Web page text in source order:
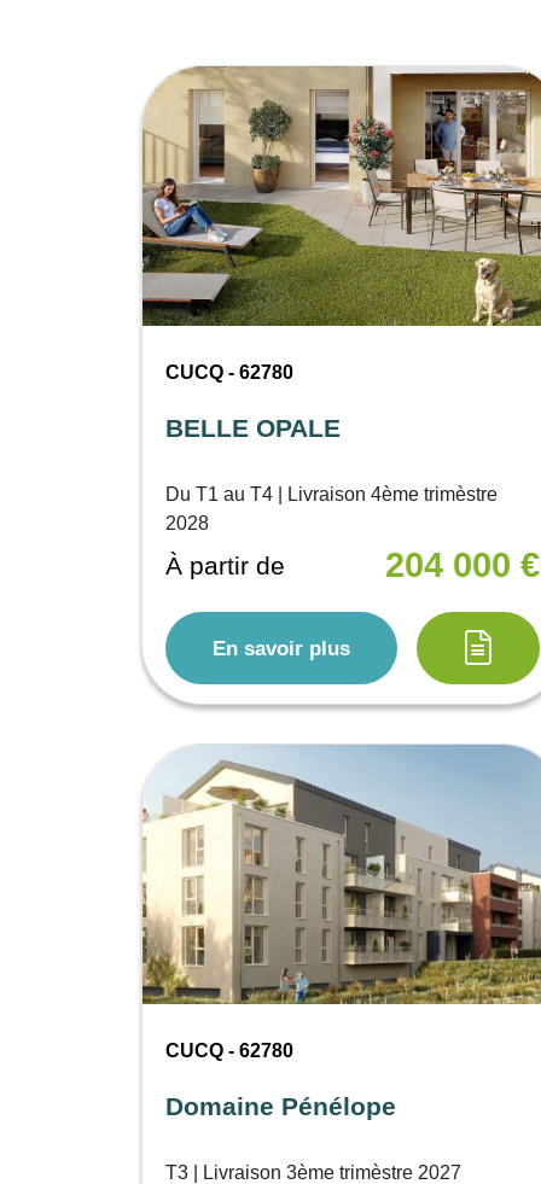
CUCQ - 62780
BELLE OPALE
Du T1 au T4 | Livraison 4ème trimèstre
2028
À partir de 204 000 €
En savoir plus
CUCQ - 62780
Domaine Pénélope
T3 | Livraison 3ème trimèstre 2027